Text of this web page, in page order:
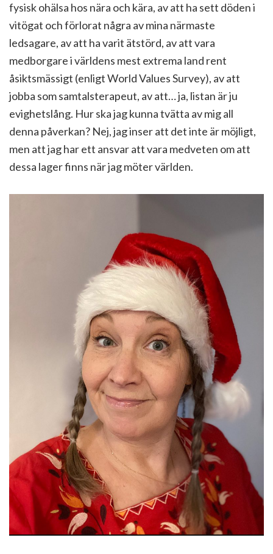
fysisk ohälsa hos nära och kära, av att ha sett döden i
vitögat och förlorat några av mina närmaste
ledsagare, av att ha varit ätstörd, av att vara
medborgare i världens mest extrema land rent
åsiktsmässigt (enligt World Values Survey), av att
jobba som samtalsterapeut, av att… ja, listan är ju
evighetslång. Hur ska jag kunna tvätta av mig all
denna påverkan? Nej, jag inser att det inte är möjligt,
men att jag har ett ansvar att vara medveten om att
dessa lager finns när jag möter världen.